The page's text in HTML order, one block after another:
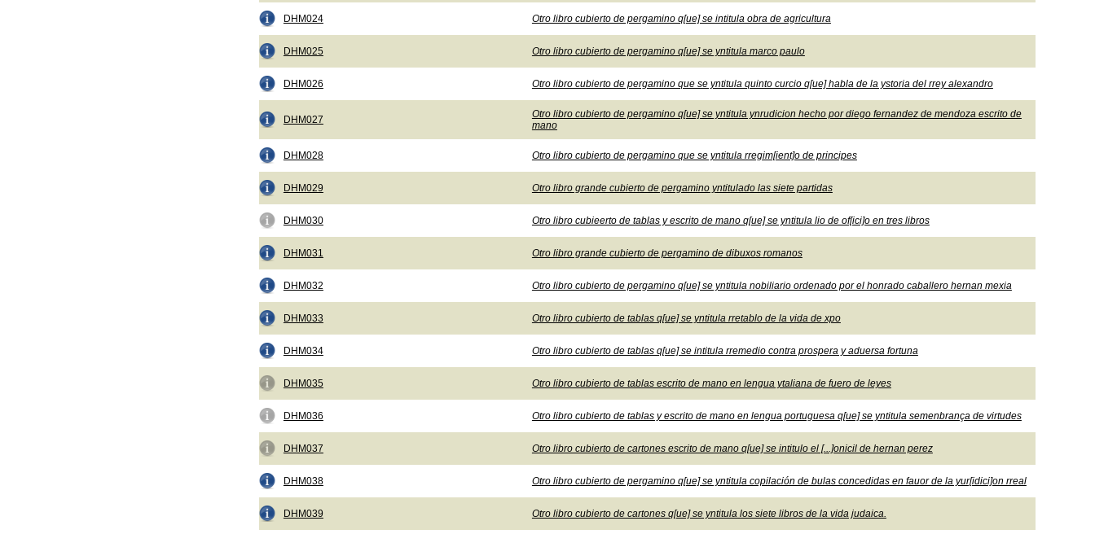
DHM024 Otro libro cubierto de pergamino q[ue] se intitula obra de agricultura
DHM025 Otro libro cubierto de pergamino q[ue] se yntitula marco paulo
DHM026 Otro libro cubierto de pergamino que se yntitula quinto curcio q[ue] habla de la ystoria del rrey alexandro
DHM027
Otro libro cubierto de pergamino q[ue] se yntitula ynrudicion hecho por diego fernandez de mendoza escrito de
mano
DHM028 Otro libro cubierto de pergamino que se yntitula rregim[ient]o de principes
DHM029 Otro libro grande cubierto de pergamino yntitulado las siete partidas
DHM030 Otro libro cubieerto de tablas y escrito de mano q[ue] se yntitula lio de of[ici]o en tres libros
DHM031 Otro libro grande cubierto de pergamino de dibuxos romanos
DHM032 Otro libro cubierto de pergamino q[ue] se yntitula nobiliario ordenado por el honrado caballero hernan mexia
DHM033 Otro libro cubierto de tablas q[ue] se yntitula rretablo de la vida de xpo
DHM034 Otro libro cubierto de tablas q[ue] se intitula rremedio contra prospera y aduersa fortuna
DHM035 Otro libro cubierto de tablas escrito de mano en lengua ytaliana de fuero de leyes
DHM036 Otro libro cubierto de tablas y escrito de mano en lengua portuguesa q[ue] se yntitula semenbrança de virtudes
DHM037 Otro libro cubierto de cartones escrito de mano q[ue] se intitulo el [...]onicil de hernan perez
DHM038 Otro libro cubierto de pergamino q[ue] se yntitula copilación de bulas concedidas en fauor de la yur[idici]on rreal
DHM039 Otro libro cubierto de cartones q[ue] se yntitula los siete libros de la vida judaica.